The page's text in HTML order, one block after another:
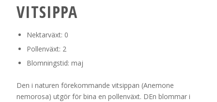
VITSIPPA
Nektarväxt: 0
Pollenväxt: 2
Blomningstid: maj
Den i naturen förekommande vitsippan (Anemone
nemorosa) utgör för bina en pollenväxt. DEn blommar i